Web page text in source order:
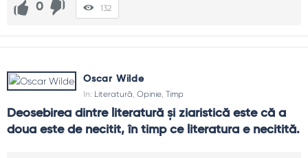
0 132
Oscar Wilde
In: Literatură Opinie Timp
Deosebirea dintre literatură şi ziaristică este că a
doua este de necitit, în timp ce literatura e necitită.